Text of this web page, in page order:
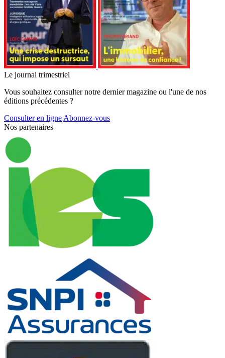
Le journal trimestriel
Vous souhaitez consulter notre dernier magazine ou l'une de nos
éditions précédentes ?
Consulter en ligne Abonnez-vous
Nos partenaires